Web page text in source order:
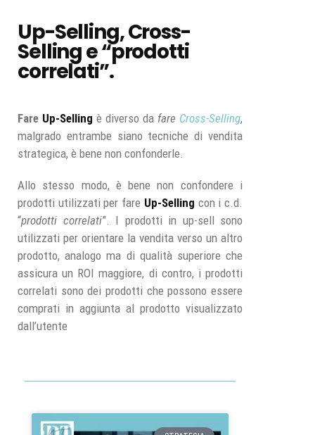
Up-Selling, Cross-
Selling e “prodotti
correlati”.
Fare Up-Selling è diverso da fare Cross-Selling,
malgrado entrambe siano tecniche di vendita
strategica, è bene non confonderle.
Allo stesso modo, è bene non confondere i
prodotti utilizzati per fare Up-Selling con i c.d.
“prodotti correlati”. I prodotti in up-sell sono
utilizzati per orientare la vendita verso un altro
prodotto, analogo ma di qualità superiore che
assicura un ROI maggiore, di contro, i prodotti
correlati sono dei prodotti che possono essere
comprati in aggiunta al prodotto visualizzato
dall’utente